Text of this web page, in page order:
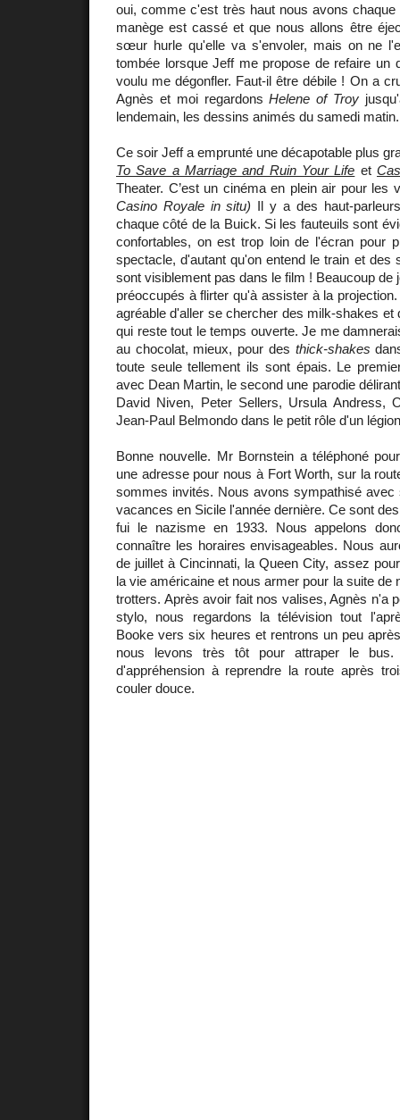
oui, comme c'est très haut nous avons
manège est cassé et que nous allons être
sœur hurle qu'elle va s'envoler, mais on ne
tombée lorsque Jeff me propose de refaire un
voulu me dégonfler. Faut-il être débile ! On a
Agnès et moi regardonsHelene of Troy
lendemain, les dessins animés du samedi matin.
Ce soir Jeff a emprunté une décapotable plus
To Save a Marriage and Ruin Your Life et
Theater. C’est un cinéma en plein air pour les
Casino Royale in situ) Il y a des haut-
chaque côté de la Buick. Si les fauteuils sont
confortables, on est trop loin de l'écran pour
spectacle, d'autant qu'on entend le train et des
sont visiblement pas dans le film ! Beaucoup de
préoccupés à flirter qu'à assister à la
agréable d'aller se chercher des milk-shakes et
qui reste tout le temps ouverte. Je me
au chocolat, mieux, pour des thick-shakes
toute seule tellement ils sont épais. Le
avec Dean Martin, le second une parodie
David Niven, Peter Sellers, Ursula Andress,
Jean-Paul Belmondo dans le petit rôle d'un
Bonne nouvelle. Mr Bornstein a téléphoné
une adresse pour nous à Fort Worth, sur la
sommes invités. Nous avons sympathisé
vacances en Sicile l'année dernière. Ce sont
fui le nazisme en 1933. Nous appelons
connaître les horaires envisageables. Nous
de juillet à Cincinnati, la Queen City, assez
la vie américaine et nous armer pour la suite de
trotters. Après avoir fait nos valises, Agnès n'a
stylo, nous regardons la télévision tout
Booke vers six heures et rentrons un peu
nous levons très tôt pour attraper le
d'appréhension à reprendre la route après
couler douce.